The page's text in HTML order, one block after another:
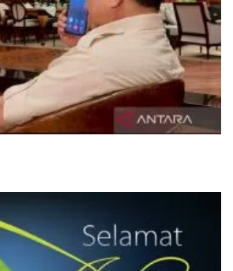
Idul Fitri dari PM Anwar